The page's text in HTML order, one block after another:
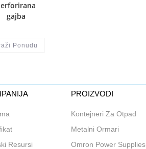
gajba
Ponudu
Resursi
PROIZVODI
Kontejneri Za Otpad
Metalni Ormari
Omron Power Supplies